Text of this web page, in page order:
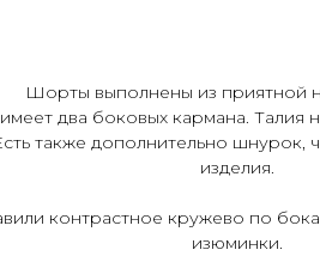
Шорты выполнены из приятной
два боковых кармана. Талия
также дополнительно шнурок,
изделия.
контрастное кружево по
изюминки.